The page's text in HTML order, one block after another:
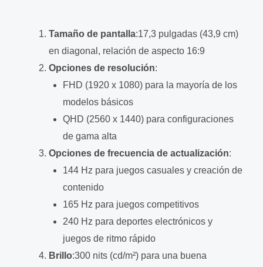
Tamaño de pantalla:17,3 pulgadas (43,9 cm)
en diagonal, relación de aspecto 16:9
Opciones de resolución:
FHD (1920 x 1080) para la mayoría de los
modelos básicos
QHD (2560 x 1440) para configuraciones
de gama alta
Opciones de frecuencia de actualización:
144 Hz para juegos casuales y creación de
contenido
165 Hz para juegos competitivos
240 Hz para deportes electrónicos y
juegos de ritmo rápido
Brillo:300 nits (cd/m²) para una buena